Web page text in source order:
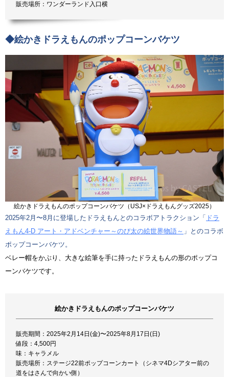
販売場所：ワンダーランド入口横
◆絵かきドラえもんのポップコーンバケツ
絵かきドラえもんのポップコーンバケツ（USJ×ドラえもんグッズ2025）
2025年2月〜8月に登場したドラえもんとのコラボアトラクション「 ドラ
えもん4‐D アート・アドベンチャー～のび太の絵世界物語～ 」とのコラボ
ポップコーンバケツ。
ベレー帽をかぶり、大きな絵筆を手に持ったドラえもんの形のポップコ
ーンバケツです。
絵かきドラえもんのポップコーンバケツ
販売期間：2025年2月14日(金)〜2025年8月17日(日)
値段：4,500円
味：キャラメル
販売場所：ステージ22前ポップコーンカート（シネマ4Dシアター前の
道をはさんで向かい側）